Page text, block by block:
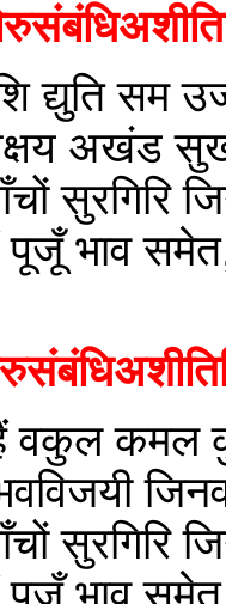
द्युति सम
अखंड
सुरगिरि
पूजूँ भाव
वकुल कमल
सुरगिरि